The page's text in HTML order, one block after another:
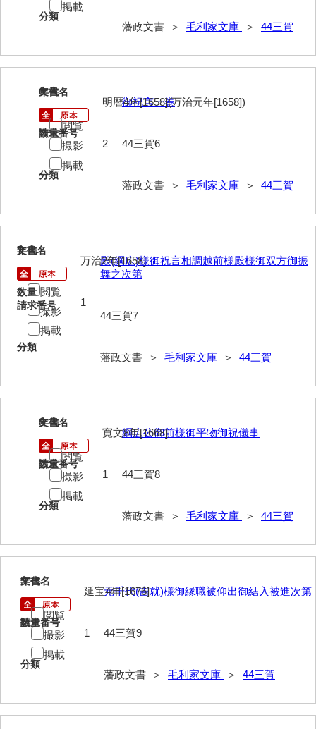
63馬関戦争一件
64京師変動一件
66四境戦争一件
69年度別史料
70年度別書翰
72他藩人日記
74他藩人履歴
77維新史料
78殉難録稿
80詩歌文章類
81写真史料
*3他家
*6末家
分類
藩政文書 ＞ 毛利家文庫 ＞ 44三賀
掲載
6
文書名
御祝言一巻
請求番号
44三賀6
分類
藩政文書 ＞ 毛利家文庫 ＞ 44三賀
年代
明暦4年[1658](万治元年[1658])
数量
2
閲覧
撮影
掲載
7
文書名
殿(綱広)様御祝言相調越前様殿様御双方御振
舞之次第
請求番号
44三賀7
分類
藩政文書 ＞ 毛利家文庫 ＞ 44三賀
年代
万治2年[1658]
数量
1
閲覧
撮影
掲載
8
文書名
綱広公御前様御平物御祝儀事
請求番号
44三賀8
分類
藩政文書 ＞ 毛利家文庫 ＞ 44三賀
年代
寛文8年[1668]
数量
1
閲覧
撮影
掲載
9
文書名
元千代(吉就)様御縁職被仰出御結入被進次第
請求番号
44三賀9
分類
藩政文書 ＞ 毛利家文庫 ＞ 44三賀
年代
延宝4年[1676]
数量
1
閲覧
撮影
掲載